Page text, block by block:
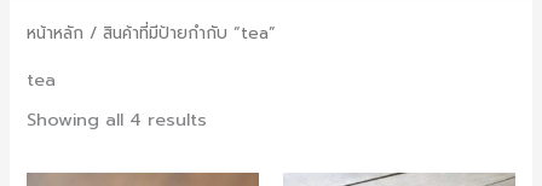
หน้าหลัก / สินค้าที่มีป้ายกำกับ “tea”
tea
Showing all 4 results
Original Current